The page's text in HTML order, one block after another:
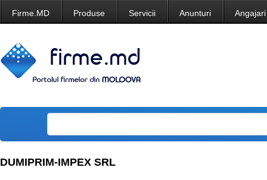
Firme.MD Produse Servicii Anunturi Angajari
DUMIPRIM-IMPEX SRL